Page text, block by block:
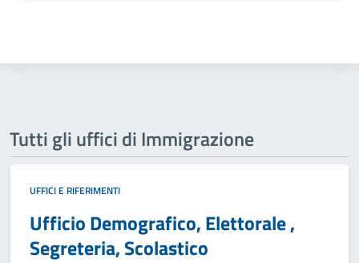
Tutti gli uffici di Immigrazione
UFFICI E RIFERIMENTI
Ufficio Demografico, Elettorale ,
Segreteria, Scolastico